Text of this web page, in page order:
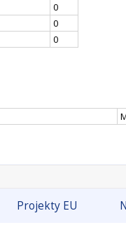
0
0
0
Projekty EU